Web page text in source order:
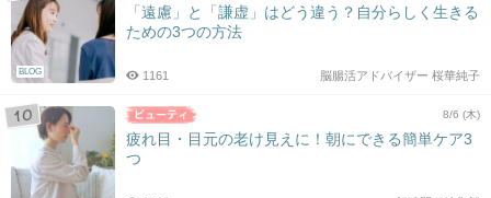
BLOG
「遠慮」と「謙虚」はどう違う？自分らしく生きる
ための3つの方法
脳腸活アドバイザー 桜華純子
1161
8/6 (木)
疲れ目・目元の老け見えに！朝にできる簡単ケア3
つ